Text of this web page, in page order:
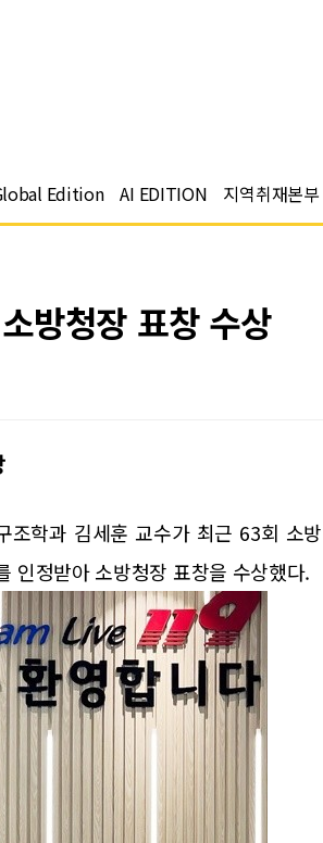
Edition AI EDITION 지역취재본부
방청장 표창 수상
조학과 김세훈 교수가 최근 63회 소방
인정받아 소방청장 표창을 수상했다.